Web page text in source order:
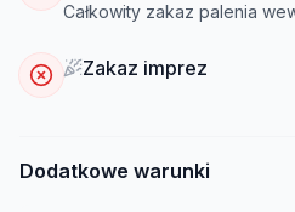
Całkowity zakaz palenia
Zakaz imprez
Dodatkowe warunki